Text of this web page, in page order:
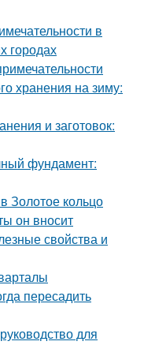
в
городах
хранения на зиму:
и заготовок:
фундамент:
Золотое кольцо
он вносит
свойства и
пересадить
для